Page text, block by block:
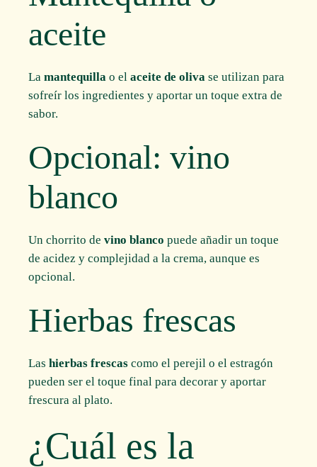
aceite
Lamantequilla o elaceite de oliva se utilizan para
sofreír los ingredientes y aportar un toque extra de
sabor.
Opcional: vino
blanco
Un chorrito devino blanco puede añadir un toque
de acidez y complejidad a la crema, aunque es
opcional.
Hierbas frescas
Lashierbas frescas como el perejil o el estragón
pueden ser el toque final para decorar y aportar
frescura al plato.
¿Cuál es la